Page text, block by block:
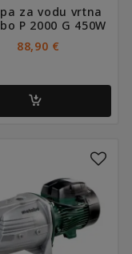
za vodu vrtna
P 2000 G 450W
88,90 €